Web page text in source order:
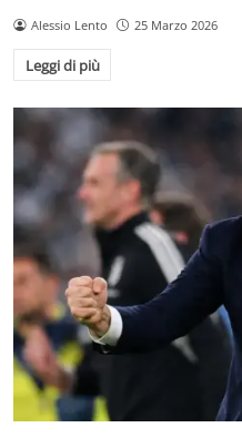
Alessio Lento 25 Marzo 2026
Leggi di più